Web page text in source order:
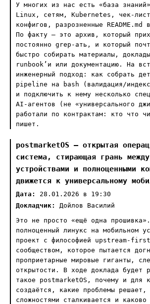
У многих из нас есть «база
Linux, сетям, Kubernetes, чек-
конфигов, разрозненные README.md
По факту — это архив, который
постоянно grep-ать, и который
быстро собирать материалы,
runbook’и или документацию. На
инженерный подход: как собрать
pipeline на bash (валидация/
и подключить к нему несколько
AI-агентов (не «универсального
работали по контрактам: кто что
пишет.
postmarketOS — открытая
система, стирающая грань
устройствами и полноценными
движется к универсальному
Дата:
28.01.2026 в 19:30
Докладчик:
Дойлов Василий
Это не просто «ещё одна
полноценный линукс на мобильном
проект с философией upstream-
сообществом, которое пытается
проприетарные мировые гиганты,
открытости. В ходе доклада будет
такое postmarketOS, почему и для
создаётся, какие проблемы решает,
сложностями сталкивается и каково